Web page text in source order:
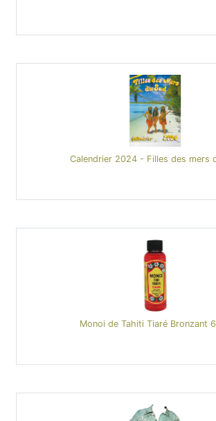
Calendrier 2024 - Filles des mers
Monoi de Tahiti Tiaré Bronzant